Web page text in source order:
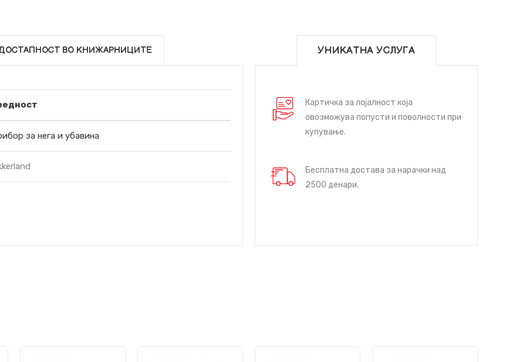
ВО КНИЖАРНИЦИТЕ
за нега и убавина
УНИКАТНА УСЛУГА
Картичка за лојалност која
овозможува попусти и поволности при
купување.
Бесплатна достава за нарачки над
2500 денари.